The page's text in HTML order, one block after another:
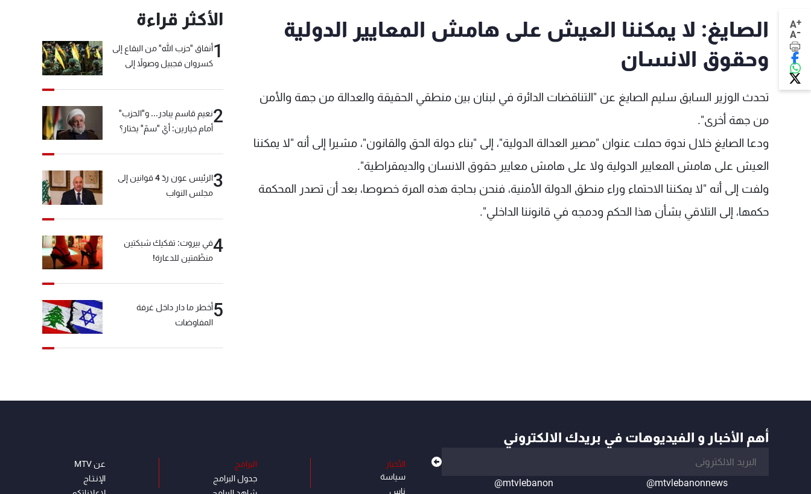
A+
A-
الصايغ: لا يمكننا العيش على هامش المعايير الدولية
وحقوق الانسان
تحدث الوزير السابق سليم الصايغ عن "التناقضات الدائرة في لبنان بين منطقي الحقيقة والعدالة من جهة والأمن
من جهة أخرى".
ودعا الصايغ خلال ندوة حملت عنوان "مصير العدالة الدولية"، إلى "بناء دولة الحق والقانون"، مشيرا إلى أنه "لا يمكننا
العيش على هامش المعايير الدولية ولا على هامش معايير حقوق الانسان والديمقراطية".
ولفت إلى أنه "لا يمكننا الاحتماء وراء منطق الدولة الأمنية، فنحن بحاجة هذه المرة خصوصا، بعد أن تصدر المحكمة
حكمها، إلى التلاقي بشأن هذا الحكم ودمجه في قانوننا الداخلي".
الأكثر قراءة
1أنفاق "حزب الله" من البقاع إلى
كسروان فجبيل وصولاً إلى
2نعيم قاسم يبادر... و"الحزب"
أمام خيارين: أيّ "سمّ" يختار؟
3
الرئيس عون ردّ 4 قوانين إلى
مجلس النواب
4في بيروت: تفكيك شبكتين
منظّمتين للدعارة!
5أخطر ما دار داخل غرفة
المفاوضات
أهم الأخبار و الفيديوهات في بريدك الالكتروني
@mtvlebanonnews
@mtvlebanon
الأخبار
سياسة
ناس
البرامج
جدول البرامج
عن MTV
الإنـتـاج